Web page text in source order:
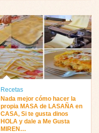
Recetas
Nada mejor cómo hacer la
propia MASA de LASAÑA en
CASA, Si te gusta dinos
HOLA y dale a Me Gusta
MIREN…